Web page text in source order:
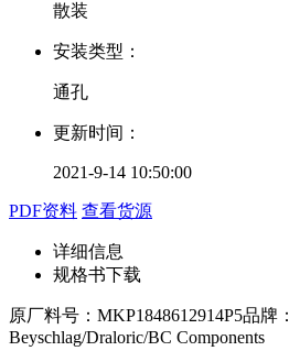
散装
安装类型：
通孔
更新时间：
2021-9-14 10:50:00
PDF资料 查看货源
详细信息
规格书下载
原厂料号： MKP1848612914P5品牌：
Beyschlag/Draloric/BC Components